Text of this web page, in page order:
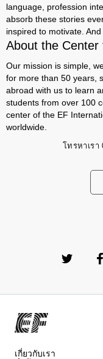
language, profession
absorb these stories
inspired to motivate.
About the
Our mission is simple,
for more than 50 years,
abroad with us to learn
students from over 100
center of the EF
worldwide.
โทรหาเรา
เกี่ยวกับเรา